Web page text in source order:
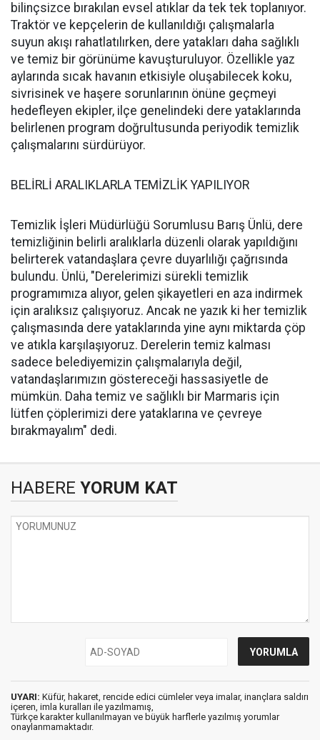
bilinçsizce bırakılan evsel atıklar da tek tek toplanıyor.
Traktör ve kepçelerin de kullanıldığı çalışmalarla
suyun akışı rahatlatılırken, dere yatakları daha sağlıklı
ve temiz bir görünüme kavuşturuluyor. Özellikle yaz
aylarında sıcak havanın etkisiyle oluşabilecek koku,
sivrisinek ve haşere sorunlarının önüne geçmeyi
hedefleyen ekipler, ilçe genelindeki dere yataklarında
belirlenen program doğrultusunda periyodik temizlik
çalışmalarını sürdürüyor.
BELİRLİ ARALIKLARLA TEMİZLİK YAPILIYOR
Temizlik İşleri Müdürlüğü Sorumlusu Barış Ünlü, dere
temizliğinin belirli aralıklarla düzenli olarak yapıldığını
belirterek vatandaşlara çevre duyarlılığı çağrısında
bulundu. Ünlü, "Derelerimizi sürekli temizlik
programımıza alıyor, gelen şikayetleri en aza indirmek
için aralıksız çalışıyoruz. Ancak ne yazık ki her temizlik
çalışmasında dere yataklarında yine aynı miktarda çöp
ve atıkla karşılaşıyoruz. Derelerin temiz kalması
sadece belediyemizin çalışmalarıyla değil,
vatandaşlarımızın göstereceği hassasiyetle de
mümkün. Daha temiz ve sağlıklı bir Marmaris için
lütfen çöplerimizi dere yataklarına ve çevreye
bırakmayalım" dedi.
HABERE YORUM KAT
UYARI: Küfür, hakaret, rencide edici cümleler veya imalar, inançlara saldırı
içeren, imla kuralları ile yazılmamış,
Türkçe karakter kullanılmayan ve büyük harflerle yazılmış yorumlar
onaylanmamaktadır.